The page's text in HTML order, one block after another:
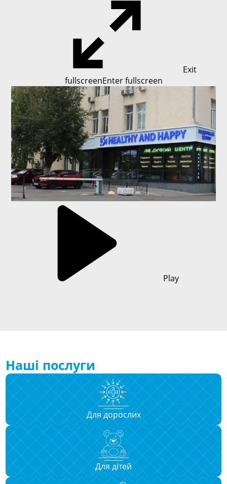
Exit
fullscreenEnter fullscreen
Play
Наші послуги
Для дорослих
Для дітей